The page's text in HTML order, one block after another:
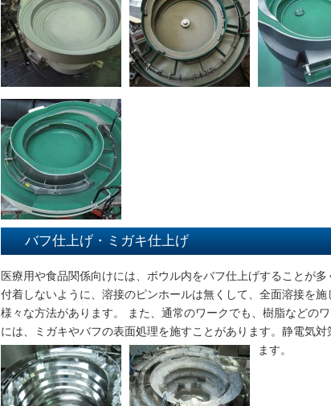
バフ仕上げ・ミガキ仕上げ
医療用や食品関係向けには、ボウル内をバフ仕上げすることが
付着しないように、溶接のピンホールは無くして、全面溶接を施
様々な方法があります。 また、通常のワークでも、樹脂などの
には、ミガキやバフの表面処理を施すことがあります。静電気
ます。